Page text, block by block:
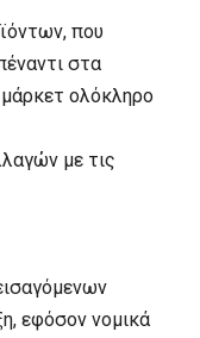
που
στα
ολόκληρο
με τις
εφόσον νομικά